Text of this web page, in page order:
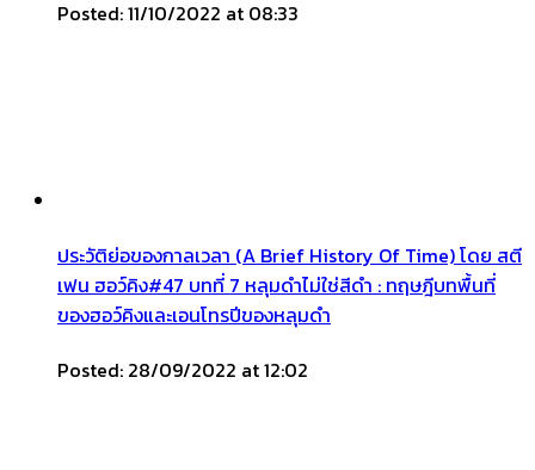
Posted: 11/10/2022 at 08:33
ประวัติย่อของกาลเวลา (A Brief History Of Time) โดย สตี
เฟน ฮอว์คิง#47 บทที่ 7 หลุมดำไม่ใช่สีดำ : ทฤษฎีบทพื้นที่
ของฮอว์คิงและเอนโทรปีของหลุมดำ
Posted: 28/09/2022 at 12:02